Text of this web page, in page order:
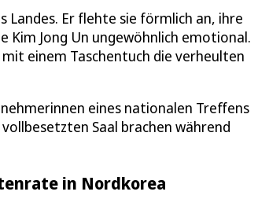
Landes. Er flehte sie förmlich an, ihre
Kim Jong Un ungewöhnlich emotional.
einem Taschentuch die verheulten
eines nationalen Treffens
Saal brachen während
in Nordkorea